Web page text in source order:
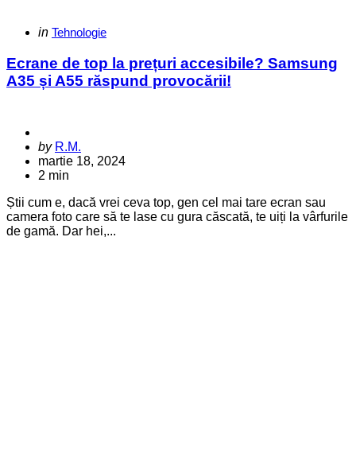
Categories
Posted
in Tehnologie
Ecrane de top la prețuri accesibile? Samsung
A35 și A55 răspund provocării!
Posted
by
by R.M.
martie 18, 2024
2 min
Știi cum e, dacă vrei ceva top, gen cel mai tare ecran sau
camera foto care să te lase cu gura căscată, te uiți la vârfurile
de gamă. Dar hei,...